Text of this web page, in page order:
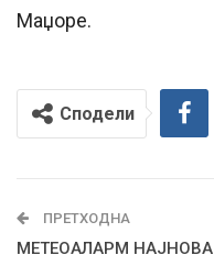
Маџоре.
Сподели
ПРЕТХОДНА
МЕТЕОАЛАРМ НАЈНОВА